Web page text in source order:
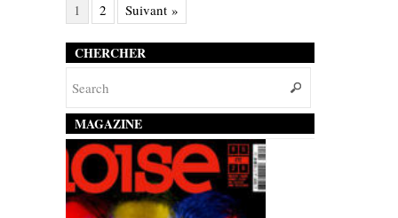
1 2 Suivant »
CHERCHER
MAGAZINE